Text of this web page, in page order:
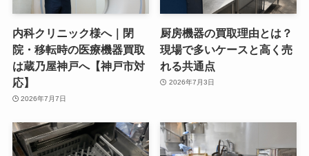
内科クリニック様へ｜閉
院・移転時の医療機器買取
は蔵乃屋神戸へ【神戸市対
応】
2026年7月7日
厨房機器の買取理由とは？
現場で多いケースと高く売
れる共通点
2026年7月3日